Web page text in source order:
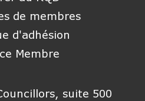
de membres
d'adhésion
Membre
suite 500